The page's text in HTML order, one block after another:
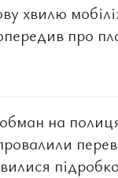
хвилю
про
на